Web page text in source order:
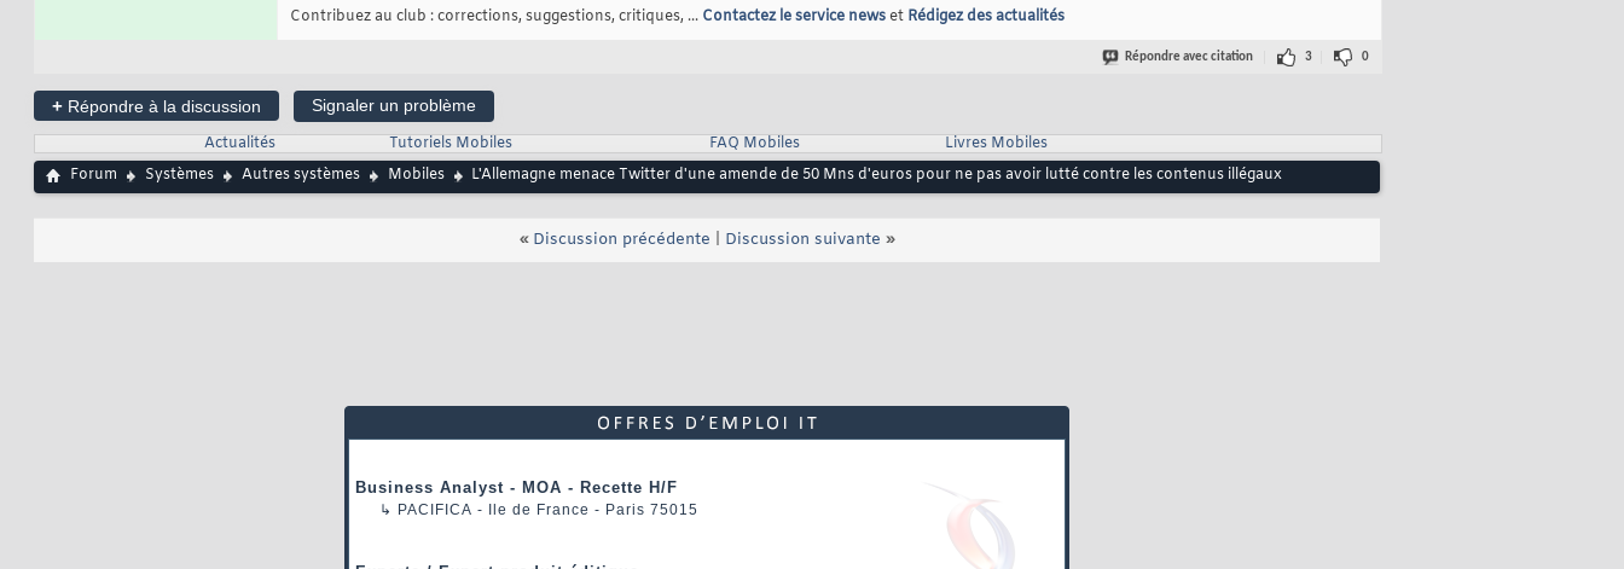
Contribuez au club : corrections, suggestions, critiques, ... Contactez le service newset Rédigez des actualités
Répondre avec citation 3 0
+ Répondre à la discussion
Signaler un problème
Actualités
Tutoriels Mobiles FAQ Mobiles
Livres Mobiles
Forum
Systèmes Autres systèmes Mobiles L'Allemagne menace Twitter d'une amende de 50 Mns d'euros pour ne pas avoir lutté contre les contenus illégaux
« Discussion précédente Discussion suivante »
Business Analyst - MOA - Recette H/F
↳ PACIFICA - Ile de France - Paris 75015